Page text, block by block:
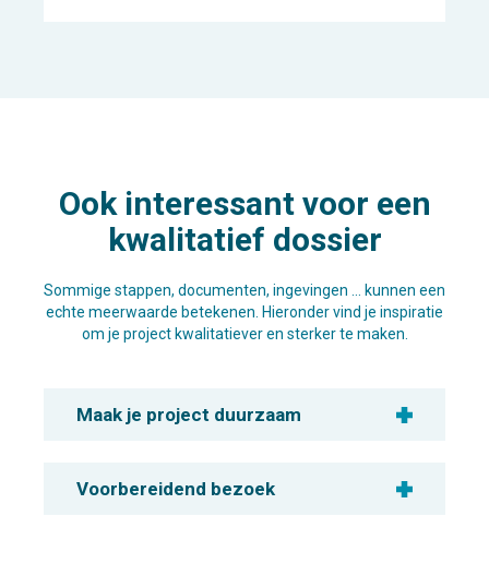
Ook interessant voor een
kwalitatief dossier
Sommige stappen, documenten, ingevingen … kunnen een
echte meerwaarde betekenen. Hieronder vind je inspiratie
om je project kwalitatiever en sterker te maken.
Maak je project duurzaam
Voorbereidend bezoek